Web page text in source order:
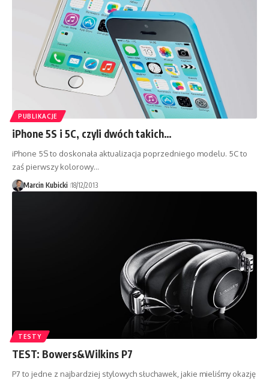
PUBLIKACJE
iPhone 5S i 5C, czyli dwóch takich…
iPhone 5S to doskonała aktualizacja poprzedniego modelu. 5C to
zaś pierwszy kolorowy…
Marcin Kubicki 18/12/2013
TESTY
TEST: Bowers&Wilkins P7
P7 to jedne z najbardziej stylowych słuchawek, jakie mieliśmy okazję